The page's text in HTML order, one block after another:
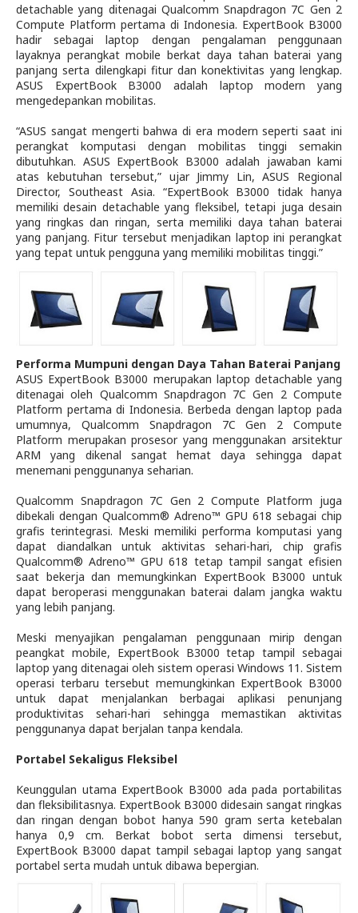
detachable yang ditenagai Qualcomm Snapdragon 7C Gen 2
Compute Platform pertama di Indonesia. ExpertBook B3000
hadir sebagai laptop dengan pengalaman penggunaan
layaknya perangkat mobile berkat daya tahan baterai yang
panjang serta dilengkapi fitur dan konektivitas yang lengkap.
ASUS ExpertBook B3000 adalah laptop modern yang
mengedepankan mobilitas.
“ASUS sangat mengerti bahwa di era modern seperti saat ini
perangkat komputasi dengan mobilitas tinggi semakin
dibutuhkan. ASUS ExpertBook B3000 adalah jawaban kami
atas kebutuhan tersebut,” ujar Jimmy Lin, ASUS Regional
Director, Southeast Asia. “ExpertBook B3000 tidak hanya
memiliki desain detachable yang fleksibel, tetapi juga desain
yang ringkas dan ringan, serta memiliki daya tahan baterai
yang panjang. Fitur tersebut menjadikan laptop ini perangkat
yang tepat untuk pengguna yang memiliki mobilitas tinggi.”
Performa Mumpuni dengan Daya Tahan Baterai Panjang
ASUS ExpertBook B3000 merupakan laptop detachable yang
ditenagai oleh Qualcomm Snapdragon 7C Gen 2 Compute
Platform pertama di Indonesia. Berbeda dengan laptop pada
umumnya, Qualcomm Snapdragon 7C Gen 2 Compute
Platform merupakan prosesor yang menggunakan arsitektur
ARM yang dikenal sangat hemat daya sehingga dapat
menemani penggunanya seharian.
Qualcomm Snapdragon 7C Gen 2 Compute Platform juga
dibekali dengan Qualcomm® Adreno™ GPU 618 sebagai chip
grafis terintegrasi. Meski memiliki performa komputasi yang
dapat diandalkan untuk aktivitas sehari-hari, chip grafis
Qualcomm® Adreno™ GPU 618 tetap tampil sangat efisien
saat bekerja dan memungkinkan ExpertBook B3000 untuk
dapat beroperasi menggunakan baterai dalam jangka waktu
yang lebih panjang.
Meski menyajikan pengalaman penggunaan mirip dengan
peangkat mobile, ExpertBook B3000 tetap tampil sebagai
laptop yang ditenagai oleh sistem operasi Windows 11. Sistem
operasi terbaru tersebut memungkinkan ExpertBook B3000
untuk dapat menjalankan berbagai aplikasi penunjang
produktivitas sehari-hari sehingga memastikan aktivitas
penggunanya dapat berjalan tanpa kendala.
Portabel Sekaligus Fleksibel
Keunggulan utama ExpertBook B3000 ada pada portabilitas
dan fleksibilitasnya. ExpertBook B3000 didesain sangat ringkas
dan ringan dengan bobot hanya 590 gram serta ketebalan
hanya 0,9 cm. Berkat bobot serta dimensi tersebut,
ExpertBook B3000 dapat tampil sebagai laptop yang sangat
portabel serta mudah untuk dibawa bepergian.